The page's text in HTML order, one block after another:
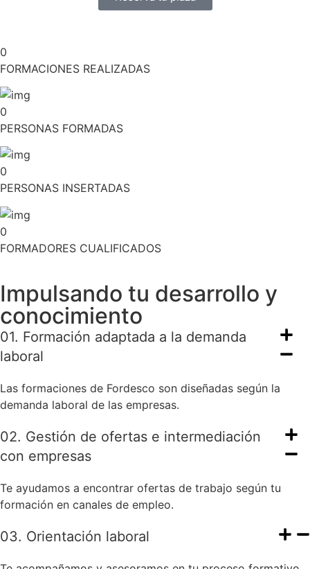
0
FORMACIONES REALIZADAS
0
PERSONAS FORMADAS
0
PERSONAS INSERTADAS
0
FORMADORES CUALIFICADOS
Impulsando tu desarrollo y
conocimiento
01. Formación adaptada a la demanda
laboral
Las formaciones de Fordesco son diseñadas según la
demanda laboral de las empresas.
02. Gestión de ofertas e intermediación
con empresas
Te ayudamos a encontrar ofertas de trabajo según tu
formación en canales de empleo.
03. Orientación laboral